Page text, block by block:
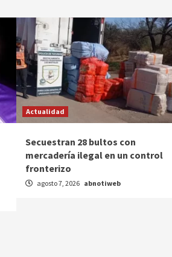
Actualidad
Secuestran 28 bultos con
mercadería ilegal en un control
fronterizo
agosto 7, 2026 abnotiweb